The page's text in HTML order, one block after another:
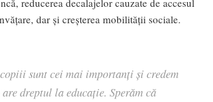
reducerea decalajelor cauzate de accesul
dar și creșterea mobilității sociale.
sunt cei mai importanți și credem
dreptul la educație. Sperăm că